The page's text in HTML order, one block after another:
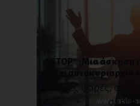
“STOP” : Μια άσκηση
χτίζει αυτοκυριαρχία
Πολλές φορές, αυτό
σχέση,